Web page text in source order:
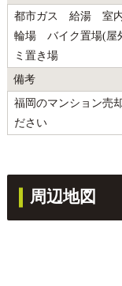
都市ガス 給湯 室
輪場 バイク置場(
ミ置き場
備考
福岡のマンション売
ださい
周辺地図